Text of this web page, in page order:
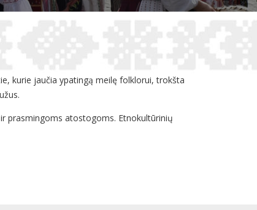
kurie jaučia ypatingą meilę folklorui, trokšta
prasmingoms atostogoms. Etnokultūrinių